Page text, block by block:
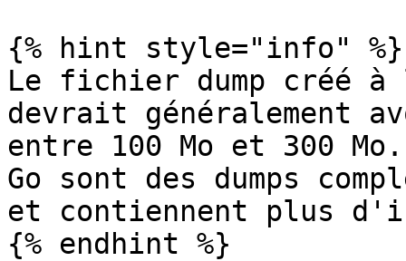
{% hint style="info" %}
Le fichier dump créé
devrait généralement
entre 100 Mo et 300
Go sont des dumps
et contiennent plus
{% endhint %}